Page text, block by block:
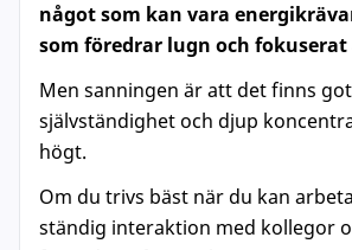
något som kan vara
som föredrar lugn och fokuserat
Men sanningen är att det finns
självständighet och djup
högt.
Om du trivs bäst när du kan
ständig interaktion med kollegor